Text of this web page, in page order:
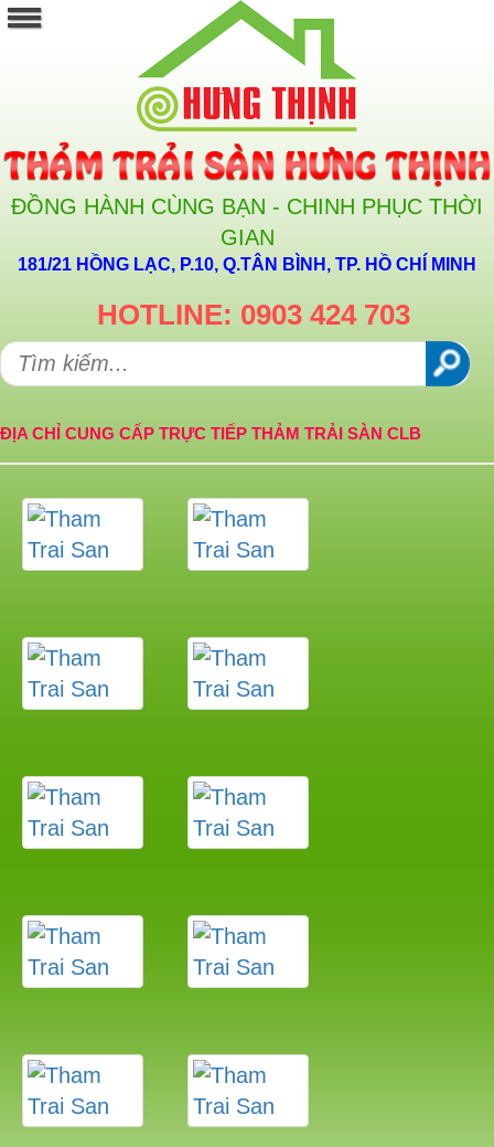
ĐỒNG HÀNH CÙNG BẠN - CHINH PHỤC THỜI
GIAN
181/21 HỒNG LẠC, P.10, Q.TÂN BÌNH, TP. HỒ CHÍ MINH
HOTLINE: 0903 424 703
ĐỊA CHỈ CUNG CẤP TRỰC TIẾP THẢM TRẢI SÀN CLB